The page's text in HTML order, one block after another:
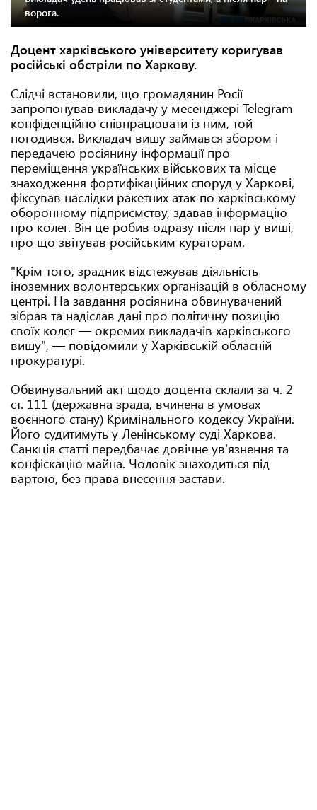
ворога.
Доцент харківського університету коригував
російські обстріли по Харкову.
Слідчі встановили, що громадянин Росії
запропонував викладачу у месенджері Telegram
конфіденційно співпрацювати із ним, той
погодився. Викладач вишу займався збором і
передачею росіянину інформації про
переміщення українських військових та місце
знаходження фортифікаційних споруд у Харкові,
фіксував наслідки ракетних атак по харківському
оборонному підприємству, здавав інформацію
про колег. Він це робив одразу після пар у виші,
про що звітував російським кураторам.
"Крім того, зрадник відстежував діяльність
іноземних волонтерських організацій в обласному
центрі. На завдання росіянина обвинувачений
зібрав та надіслав дані про політичну позицію
своїх колег — окремих викладачів харківського
вишу", — повідомили у Харківській обласній
прокуратурі.
Обвинувальний акт щодо доцента склали за ч. 2
ст. 111 (державна зрада, вчинена в умовах
воєнного стану) Кримінального кодексу України.
Його судитимуть у Ленінському суді Харкова.
Санкція статті передбачає довічне ув'язнення та
конфіскацію майна. Чоловік знаходиться під
вартою, без права внесення застави.